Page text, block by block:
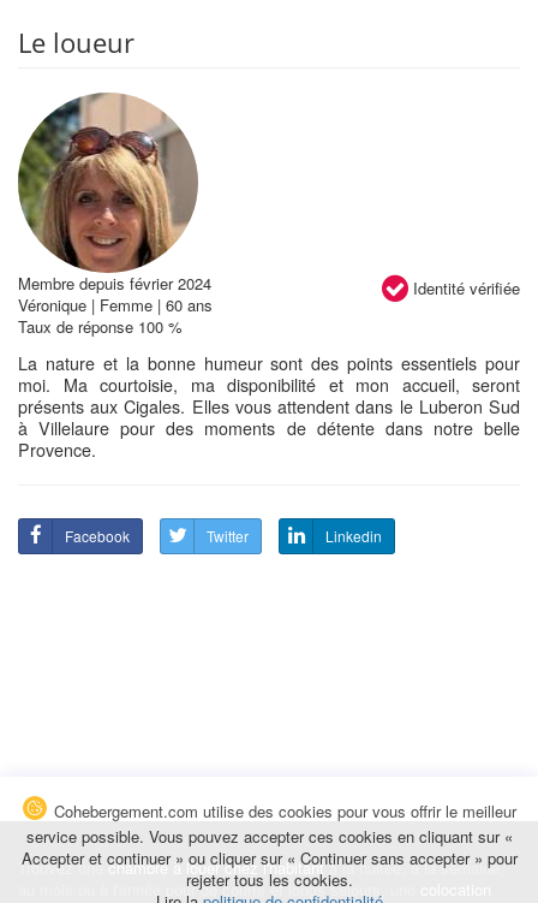
Le loueur
Identité vérifiée
Membre depuis février 2024
Véronique | Femme | 60 ans
Taux de réponse 100 %
La nature et la bonne humeur sont des points essentiels pour
moi. Ma courtoisie, ma disponibilité et mon accueil, seront
présents aux Cigales. Elles vous attendent dans le Luberon Sud
à Villelaure pour des moments de détente dans notre belle
Provence.
Facebook Twitter Linkedin
Trouvez unechambre à louer chez l'habitantà la nuitée, à la semaine,
au mois ou à l'année pour de courts et longs séjours, une
Cohebergement.com utilise des cookies pour vous offrir le meilleur
service possible. Vous pouvez accepter ces cookies en cliquant sur «
Accepter et continuer » ou cliquer sur « Continuer sans accepter » pour
rejeter tous les cookies.